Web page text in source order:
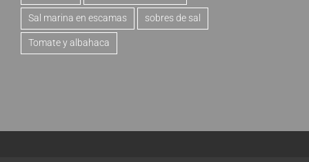
Sal marina en escamas sobres de sal
Tomate y albahaca